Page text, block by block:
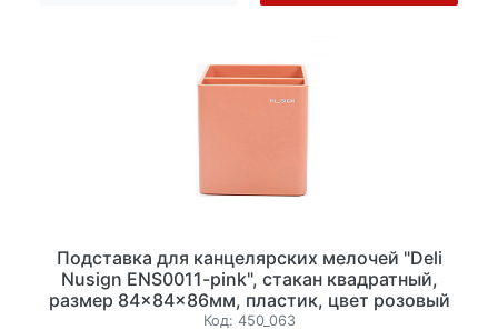
Подставка для канцелярских мелочей "Deli
Nusign ENS0011-pink", стакан квадратный,
размер 84×84×86мм, пластик, цвет розовый
Код: 450_063